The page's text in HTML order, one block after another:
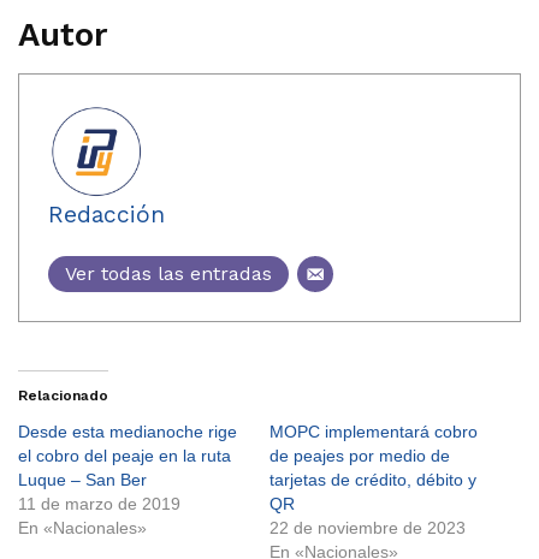
Autor
Redacción
Ver todas las entradas
Relacionado
Desde esta medianoche rige
el cobro del peaje en la ruta
Luque – San Ber
11 de marzo de 2019
En «Nacionales»
MOPC implementará cobro
de peajes por medio de
tarjetas de crédito, débito y
QR
22 de noviembre de 2023
En «Nacionales»